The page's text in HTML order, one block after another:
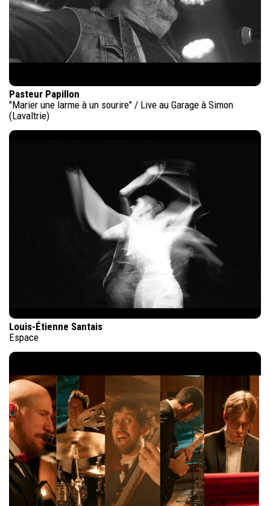
Pasteur Papillon
"Marier une larme à un sourire" / Live au Garage à Simon
(Lavaltrie)
Louis-Étienne Santais
Espace